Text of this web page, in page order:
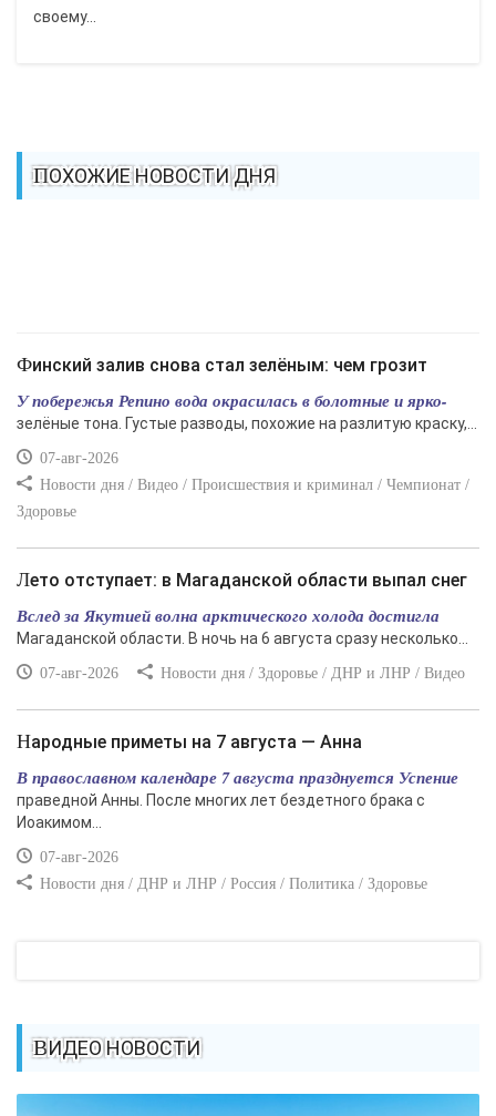
своему...
ПОХОЖИЕ НОВОСТИ ДНЯ
Финский залив снова стал зелёным: чем грозит
У побережья Репино вода окрасилась в болотные и ярко-
зелёные тона. Густые разводы, похожие на разлитую краску,...
07-авг-2026
Новости дня / Видео / Происшествия и криминал / Чемпионат /
Здоровье
Лето отступает: в Магаданской области выпал снег
Вслед за Якутией волна арктического холода достигла
Магаданской области. В ночь на 6 августа сразу несколько...
07-авг-2026 Новости дня / Здоровье / ДНР и ЛНР / Видео
Народные приметы на 7 августа — Анна
В православном календаре 7 августа празднуется Успение
праведной Анны. После многих лет бездетного брака с
Иоакимом...
07-авг-2026
Новости дня / ДНР и ЛНР / Россия / Политика / Здоровье
ВИДЕО НОВОСТИ